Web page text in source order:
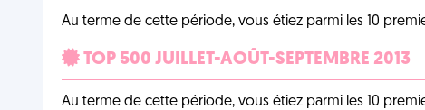
Au terme de cette période, vous étiez parmi les 10
TOP 500 JUILLET-AOÛT-SEPTEMBRE 2013
Au terme de cette période, vous étiez parmi les 10